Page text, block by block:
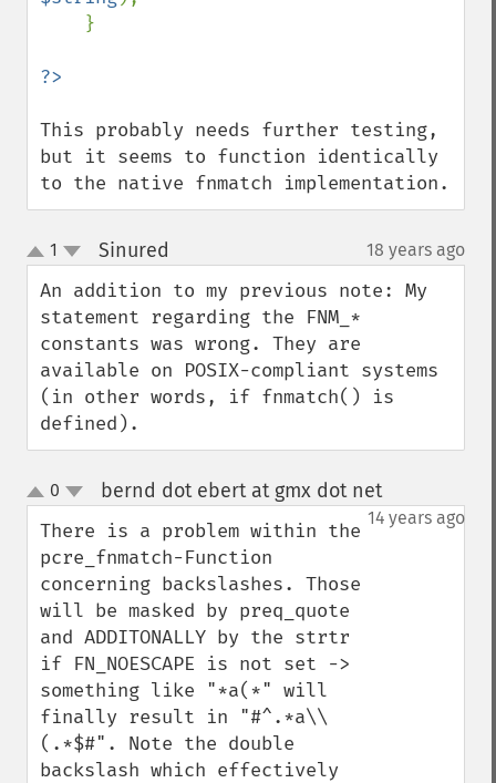
This probably needs further testing,
but it seems to function identically
to the native fnmatch implementation.
up
down
1 Sinured 18 years ago
An addition to my previous note: My
statement regarding the FNM_*
constants was wrong. They are
available on POSIX-compliant systems
(in other words, if fnmatch() is
defined).
up
down
0 bernd dot ebert at gmx dot net¶
14 years ago
There is a problem within the
pcre_fnmatch-Function
concerning backslashes. Those
will be masked by preq_quote
and ADDITONALLY by the strtr
if FN_NOESCAPE is not set ->
something like "*a(*" will
finally result in "#^.*a\\
(.*$#". Note the double
backslash which effectively